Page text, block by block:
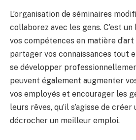
L’organisation de séminaires
collaborez avec les gens. C’est un
vos compétences en matière
partager vos connaissances tout
se développer
peuvent également augmenter
vos employés et encourager les
leurs rêves, qu’il s’agisse de
décrocher un meilleur emploi.